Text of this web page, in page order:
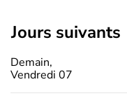
jours suivants
Demain,
Vendredi 07